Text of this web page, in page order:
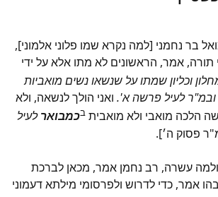
בר נחמני [למה נקרא שמו פלוני אלמוני],
אמר, הראשונים לא מתו אלא על ידי
וכליון שמתו על שנשאו נשים מואביות
לעיל פרשה א'. ואני הולך לנשאה, ולא
הלכה מואבי ולא מואבית בכמבוארלעיל
פסוק ה׳].
ולמה עשרה, רב נחמן אמר, מכאן לברכת
אמר, כדי לדרוש ולפרסומי מילתא דעמוני